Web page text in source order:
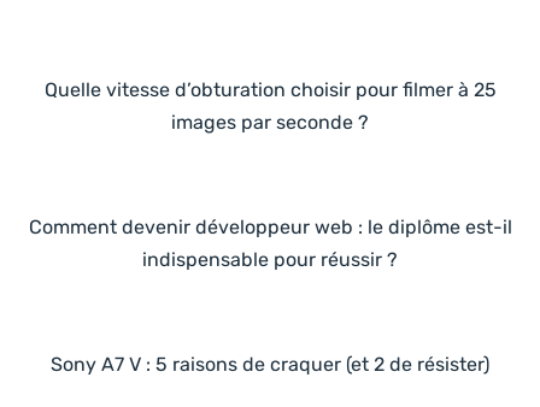
Quelle vitesse d’obturation choisir pour filmer à 25
images par seconde ?
Comment devenir développeur web : le diplôme est-il
indispensable pour réussir ?
Sony A7 V : 5 raisons de craquer (et 2 de résister)